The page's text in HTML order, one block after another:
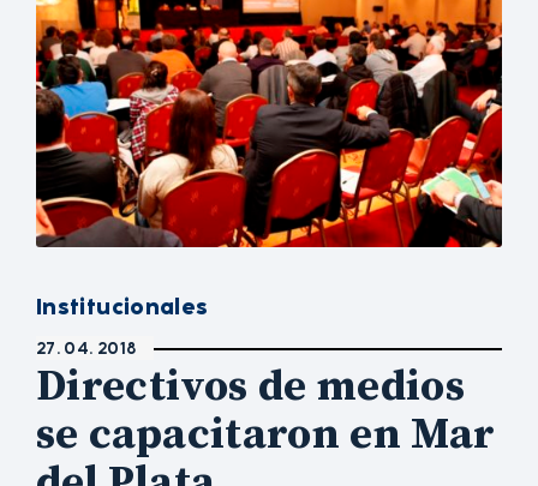
Institucionales
27. 04. 2018
Directivos de medios
se capacitaron en Mar